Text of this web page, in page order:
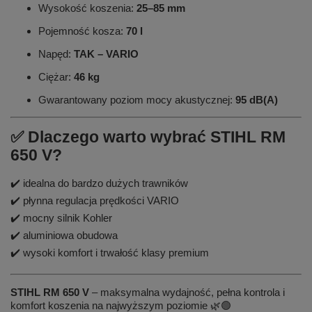
Wysokość koszenia: 25–85 mm
Pojemność kosza: 70 l
Napęd: TAK – VARIO
Ciężar: 46 kg
Gwarantowany poziom mocy akustycznej: 95 dB(A)
✅ Dlaczego warto wybrać STIHL RM
650 V?
✔️ idealna do bardzo dużych trawników
✔️ płynna regulacja prędkości VARIO
✔️ mocny silnik Kohler
✔️ aluminiowa obudowa
✔️ wysoki komfort i trwałość klasy premium
STIHL RM 650 V – maksymalna wydajność, pełna kontrola i
komfort koszenia na najwyższym poziomie 🌿🟢